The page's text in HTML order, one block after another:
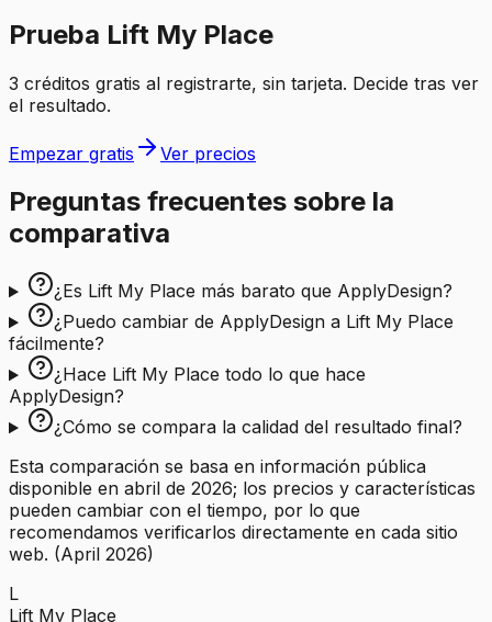
Prueba Lift My Place
3 créditos gratis al registrarte, sin tarjeta. Decide tras ver
el resultado.
Empezar gratis Ver precios
Preguntas frecuentes sobre la
comparativa
¿Es Lift My Place más barato que ApplyDesign?
¿Puedo cambiar de ApplyDesign a Lift My Place
fácilmente?
¿Hace Lift My Place todo lo que hace
ApplyDesign?
¿Cómo se compara la calidad del resultado final?
Esta comparación se basa en información pública
disponible en abril de 2026; los precios y características
pueden cambiar con el tiempo, por lo que
recomendamos verificarlos directamente en cada sitio
web. (April 2026)
L
Lift My Place